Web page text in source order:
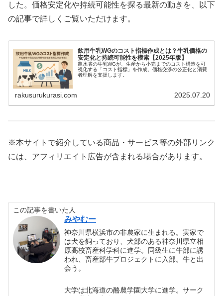
した。価格安定化や持続可能性を探る最新の動きを、以下
の記事で詳しくご覧いただけます。
飲用牛乳WGのコスト指標作成とは？牛乳価格の
安定化と持続可能性を模索【2025年版】
農水省の牛乳WGが、生産から小売までのコスト構造を可
視化する「コスト指標」を作成。価格交渉の公正化と消費
者理解を支援します。
rakusurukurasi.com 2025.07.20
※本サイトで紹介している商品・サービス等の外部リンク
には、アフィリエイト広告が含まれる場合があります。
この記事を書いた人
みやむー
神奈川県横浜市の非農家に生まれる。実家で
は犬を飼っており、犬部のある神奈川県立相
原高校畜産科学科に進学。同級生に牛部に誘
われ、畜産部牛プロジェクトに入部。牛と出
会う。
大学は北海道の酪農学園大学に進学。サーク